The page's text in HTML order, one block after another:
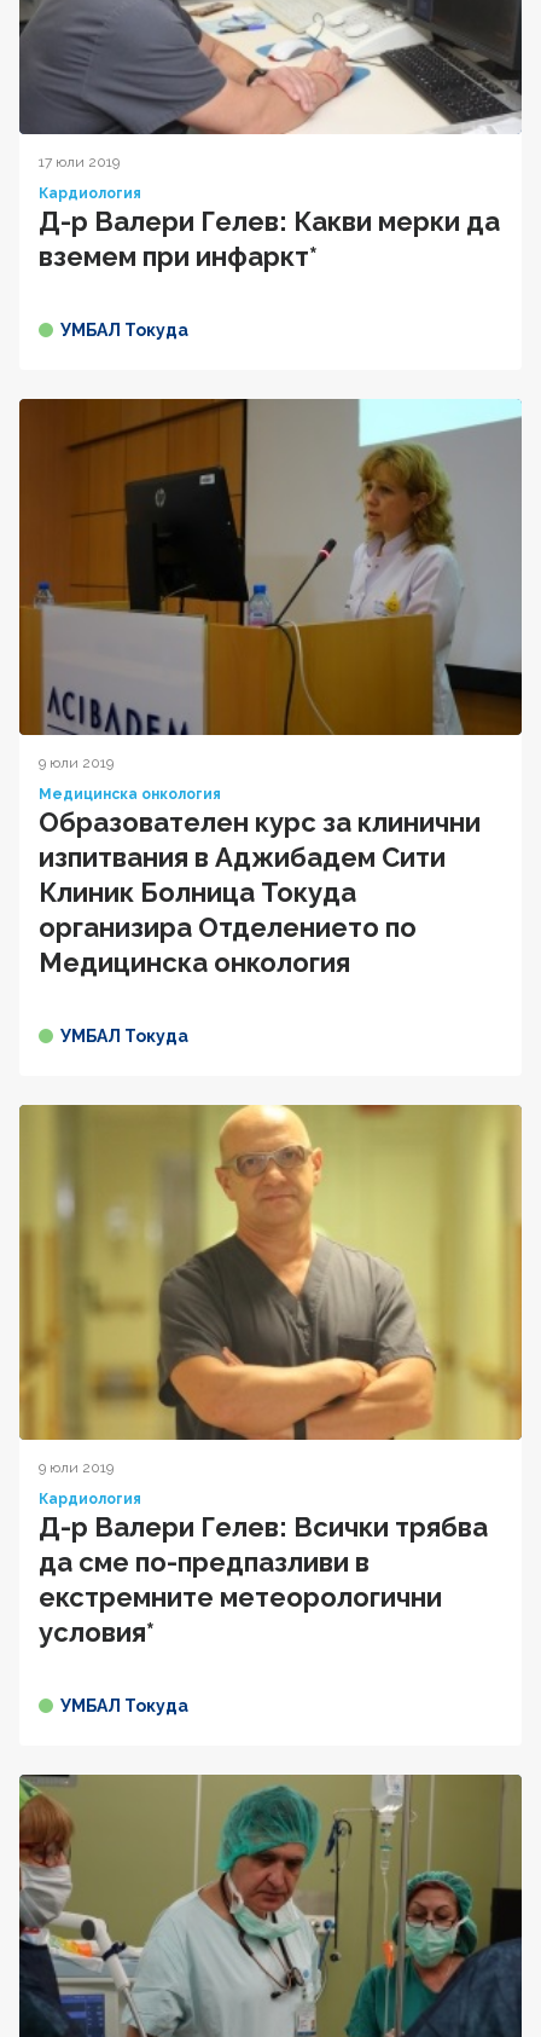
17 юли 2019
Кардиология
Д-р Валери Гелев: Какви мерки да
вземем при инфаркт*
УМБАЛ Токуда
9 юли 2019
Медицинска онкология
Образователен курс за клинични
изпитвания в Аджибадем Сити
Клиник Болница Токуда
организира Отделението по
Медицинска онкология
УМБАЛ Токуда
9 юли 2019
Кардиология
Д-р Валери Гелев: Всички трябва
да сме по-предпазливи в
екстремните метеорологични
условия*
УМБАЛ Токуда